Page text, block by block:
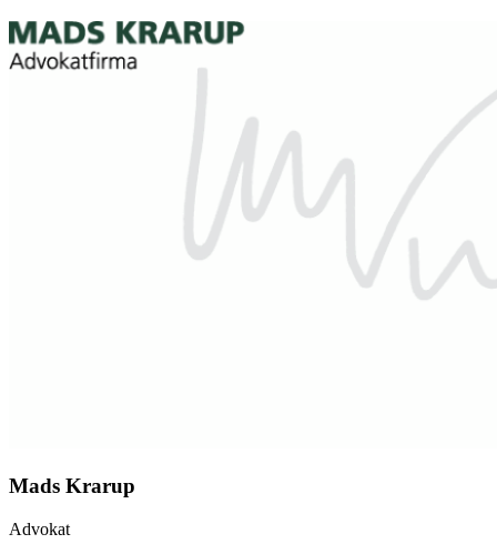
Mads Krarup
Advokat